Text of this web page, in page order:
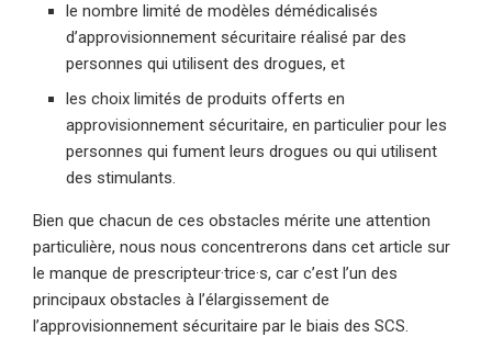
le nombre limité de modèles démédicalisés
d’approvisionnement sécuritaire réalisé par des
personnes qui utilisent des drogues, et
les choix limités de produits offerts en
approvisionnement sécuritaire, en particulier pour les
personnes qui fument leurs drogues ou qui utilisent
des stimulants.
Bien que chacun de ces obstacles mérite une attention
particulière, nous nous concentrerons dans cet article sur
le manque de prescripteur·trice·s, car c’est l’un des
principaux obstacles à l’élargissement de
l’approvisionnement sécuritaire par le biais des SCS.